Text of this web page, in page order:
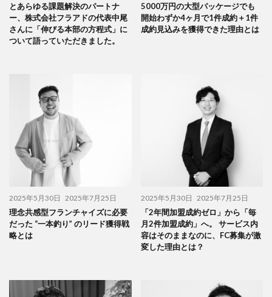
とあらゆる課題解決のパートナ
ー、株式会社フラアドの代表中尾
さんに「伸びる本部の方程式」に
ついて語っていただきました。
5000万円の大型パッケージでも
開始わずか4ヶ月で1件成約＋1件
成約見込みを獲得できた理由とは
2025年5月30日 2025年7月25日
理念共感型フランチャイズに必要
だった “一本釣り” のリード獲得戦
略とは
2025年5月30日 2025年7月25日
「2年間加盟成約ゼロ」から「毎
月2件加盟成約」へ。 サービス内
容はそのままなのに、FC募集が激
変した理由とは？